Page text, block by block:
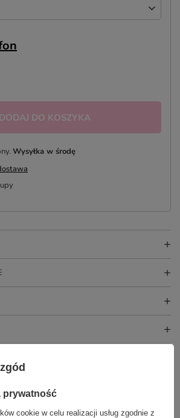
DODAJ DO KOSZYKA
Wysyłka w środę
Masz pytania?
pytania i
dla innych.
prywatność
cookie w celu realizacji usług zgodnie z